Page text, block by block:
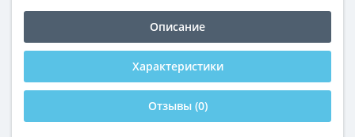
Описание
Характеристики
Отзывы (0)